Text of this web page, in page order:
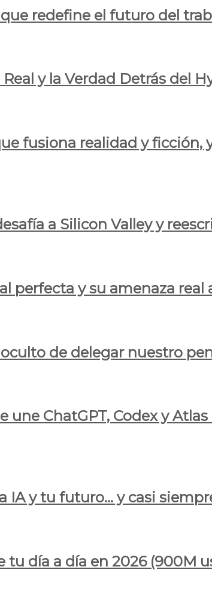
redefine el futuro del
y la Verdad Detrás del
fusiona realidad y ficción,
a Silicon Valley y
y su amenaza real
de delegar nuestro
ChatGPT, Codex y
IA y tu futuro… y casi
tu día a día en 2026 (900M